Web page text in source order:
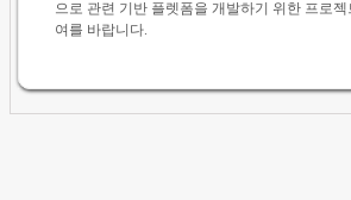
으로 관련 기반 플렛폼을 개발하기 위한 프로
여를 바랍니다.